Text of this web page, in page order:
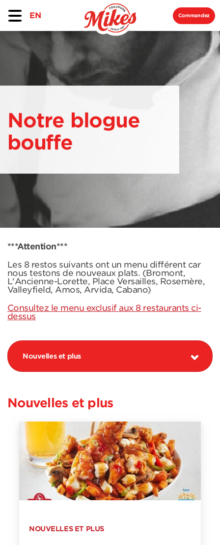
EN Commandez
Notre blogue
bouffe
***Attention***
Les 8 restos suivants ont un menu différent car
nous testons de nouveaux plats. (Bromont,
L'Ancienne-Lorette, Place Versailles, Rosemère,
Valleyfield, Amos, Arvida, Cabano)
Consultez le menu exclusif aux 8 restaurants ci-
dessus
Nouvelles et plus
Nouvelles et plus
NOUVELLES ET PLUS